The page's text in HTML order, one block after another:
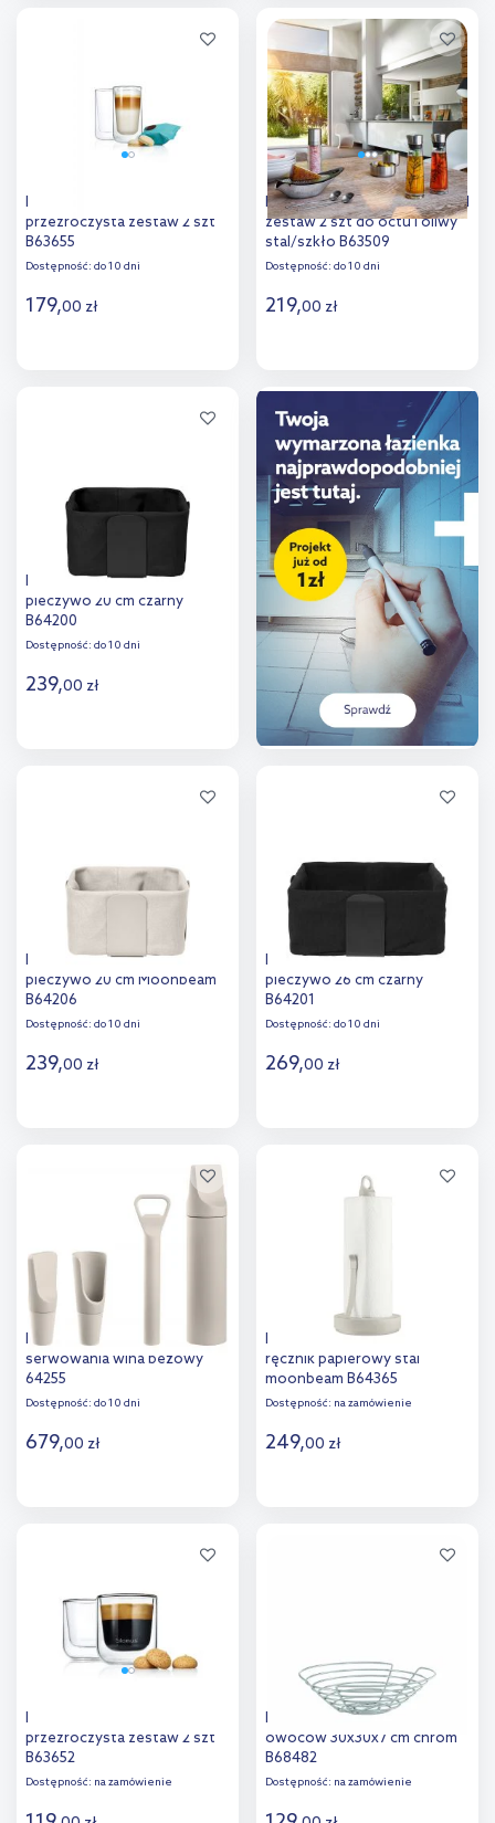
Dodaj do
porównania
Blomus Nero szklanka 320 ml
przezroczysta zestaw 2 szt
B63655
Dostępność: do 10 dni
179,00 zł
Blomus Alinjo pojemnik 150 ml
zestaw 2 szt do octu i oliwy
stal/szkło B63509
Dostępność: do 10 dni
219,00 zł
Dodaj do
porównania
Blomus Desa koszyk na
pieczywo 20 cm czarny
B64200
Dostępność: do 10 dni
239,00 zł
Blomus Desa koszyk na
pieczywo 20 cm Moonbeam
B64206
Dostępność: do 10 dni
239,00 zł
porównania
Blomus Desa koszyk na
pieczywo 26 cm czarny
B64201
Dostępność: do 10 dni
269,00 zł
Dodaj do
Blomus Ilo zestaw do
serwowania wina beżowy
64255
Dostępność: do 10 dni
679,00 zł
porównania
Blomus Loop stojak na
ręcznik papierowy stal
moonbeam B64365
Dostępność: na zamówienie
249,00 zł
Blomus Nero szklanka 80 ml
przezroczysta zestaw 2 szt
B63652
Dostępność: na zamówienie
Blomus Wires kosz do
owoców 30x30x7 cm chrom
B68482
Dostępność: na zamówienie